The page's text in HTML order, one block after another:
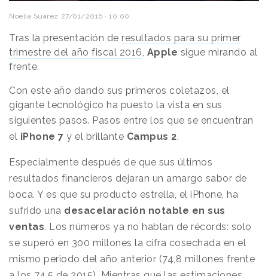
Noelia Suárez 27/01/2016 · 10:00
Tras la presentación de resultados para su primer
trimestre del año fiscal 2016, Apple sigue mirando al
frente.
Con este año dando sus primeros coletazos, el
gigante tecnológico ha puesto la vista en sus
siguientes pasos. Pasos entre los que se encuentran
el iPhone 7 y el brillante Campus 2.
Especialmente después de que sus últimos
resultados financieros dejaran un amargo sabor de
boca. Y es que su producto estrella, el iPhone, ha
sufrido una desacelaración notable en sus
ventas. Los números ya no hablan de récords: solo
se superó en 300 millones la cifra cosechada en el
mismo periodo del año anterior (74,8 millones frente